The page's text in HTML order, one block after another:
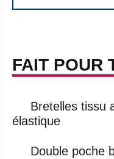
FAIT POUR
Bretelles tissu
élastique
Double poche